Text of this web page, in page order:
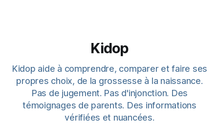
Kidop
Kidop aide à comprendre, comparer et faire ses
propres choix, de la grossesse à la naissance.
Pas de jugement. Pas d'injonction. Des
témoignages de parents. Des informations
vérifiées et nuancées.